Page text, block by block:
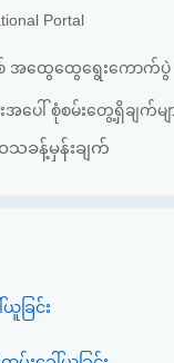
Portal
စ် အထွေထွေရွေးကောက်ပွဲ
အပေါ် စုံစမ်းတွေ့ရှိချက်မျ
သခန့်မှန်းချက်
ခြင်း